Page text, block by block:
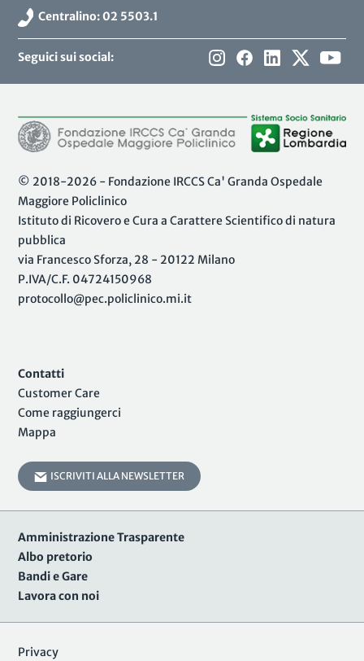
Centralino: 02 5503.1
Seguici sui social:
© 2018-2026 - Fondazione IRCCS Ca' Granda Ospedale
Maggiore Policlinico
Istituto di Ricovero e Cura a Carattere Scientifico di natura
pubblica
via Francesco Sforza, 28 - 20122 Milano
P.IVA/C.F. 04724150968
protocollo@pec.policlinico.mi.it
Contatti
Customer Care
Come raggiungerci
Mappa
ISCRIVITI ALLA NEWSLETTER
Amministrazione Trasparente
Albo pretorio
Bandi e Gare
Lavora con noi
Privacy